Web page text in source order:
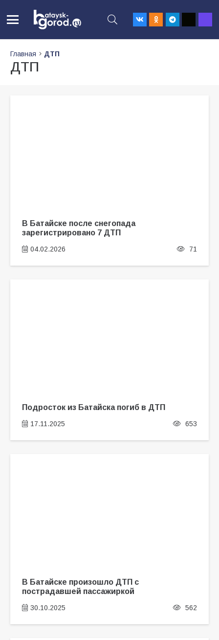
Главная ДТП
ДТП
В Батайске после снегопада
зарегистрировано 7 ДТП
04.02.2026 71
Подросток из Батайска погиб в ДТП
17.11.2025 653
В Батайске произошло ДТП с
пострадавшей пассажиркой
30.10.2025 562